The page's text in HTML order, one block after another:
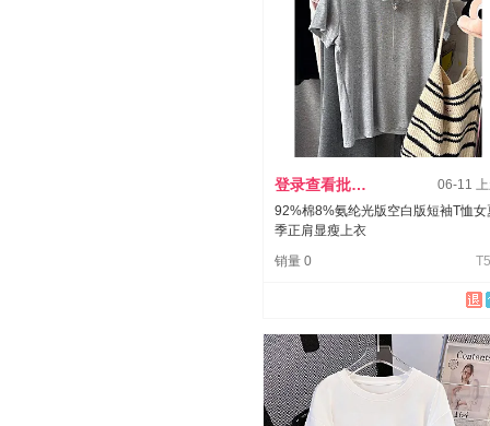
登录查看批发价
06-11
92%棉8%氨纶光版空白版短袖T恤女
季正肩显瘦上衣
销量 0